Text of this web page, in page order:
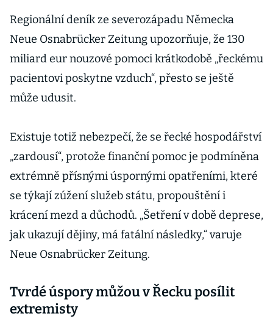
Regionální deník ze severozápadu Německa
Neue Osnabrücker Zeitung upozorňuje, že 130
miliard eur nouzové pomoci krátkodobě „řeckému
pacientovi poskytne vzduch“, přesto se ještě
může udusit.
Existuje totiž nebezpečí, že se řecké hospodářství
„zardousí“, protože finanční pomoc je podmíněna
extrémně přísnými úspornými opatřeními, které
se týkají zúžení služeb státu, propouštění i
krácení mezd a důchodů. „Šetření v době deprese,
jak ukazují dějiny, má fatální následky,“ varuje
Neue Osnabrücker Zeitung.
Tvrdé úspory můžou v Řecku posílit
extremisty